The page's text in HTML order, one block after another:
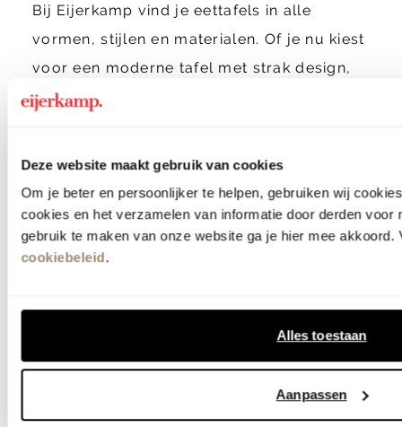
Deze website maakt gebruik van cookies
Om je beter en persoonlijker te helpen, gebruiken wij
cookies en het verzamelen van informatie door derden voor
gebruik te maken van onze website ga je hier mee akkoord.
cookiebeleid.
Alles toestaan
Aanpassen
Bij Eijerkamp vind je eettafels in alle
vormen, stijlen en materialen. Of je nu kiest
voor een moderne tafel met strak design,
een robuuste houten tafel of een speelse
op maat: je vindt het allemaal onder één
dak in onze woonwinkels in Zutphen en
Veenendaal. Laat je inspireren in onze
kent van tv, en ontdek de nieuwste